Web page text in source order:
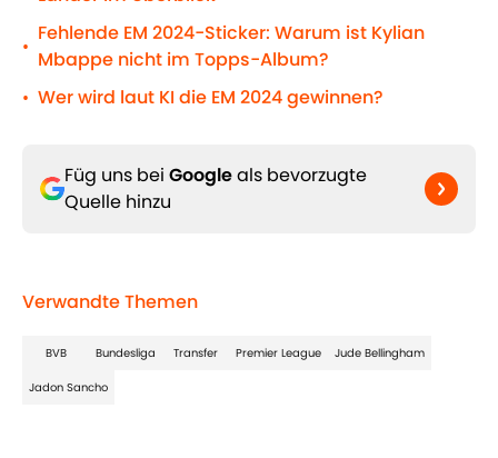
•
Fehlende EM 2024-Sticker: Warum ist Kylian
Mbappe nicht im Topps-Album?
• Wer wird laut KI die EM 2024 gewinnen?
Füg uns bei Googleals bevorzugte
Quelle hinzu
Verwandte Themen
BVB Bundesliga Transfer Premier League Jude Bellingham
Jadon Sancho